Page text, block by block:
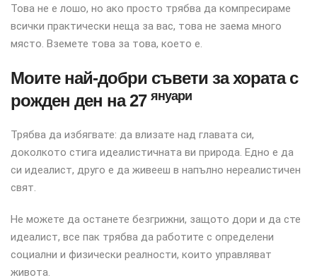
Това не е лошо, но ако просто трябва да компресираме
всички практически неща за вас, това не заема много
място. Вземете това за това, което е.
Моите най-добри съвети за хората с
рожден ден на 27 януари
Трябва да избягвате: да влизате над главата си,
доколкото стига идеалистичната ви природа. Едно е да
си идеалист, друго е да живееш в напълно нереалистичен
свят.
Не можете да останете безгрижни, защото дори и да сте
идеалист, все пак трябва да работите с определени
социални и физически реалности, които управляват
живота.